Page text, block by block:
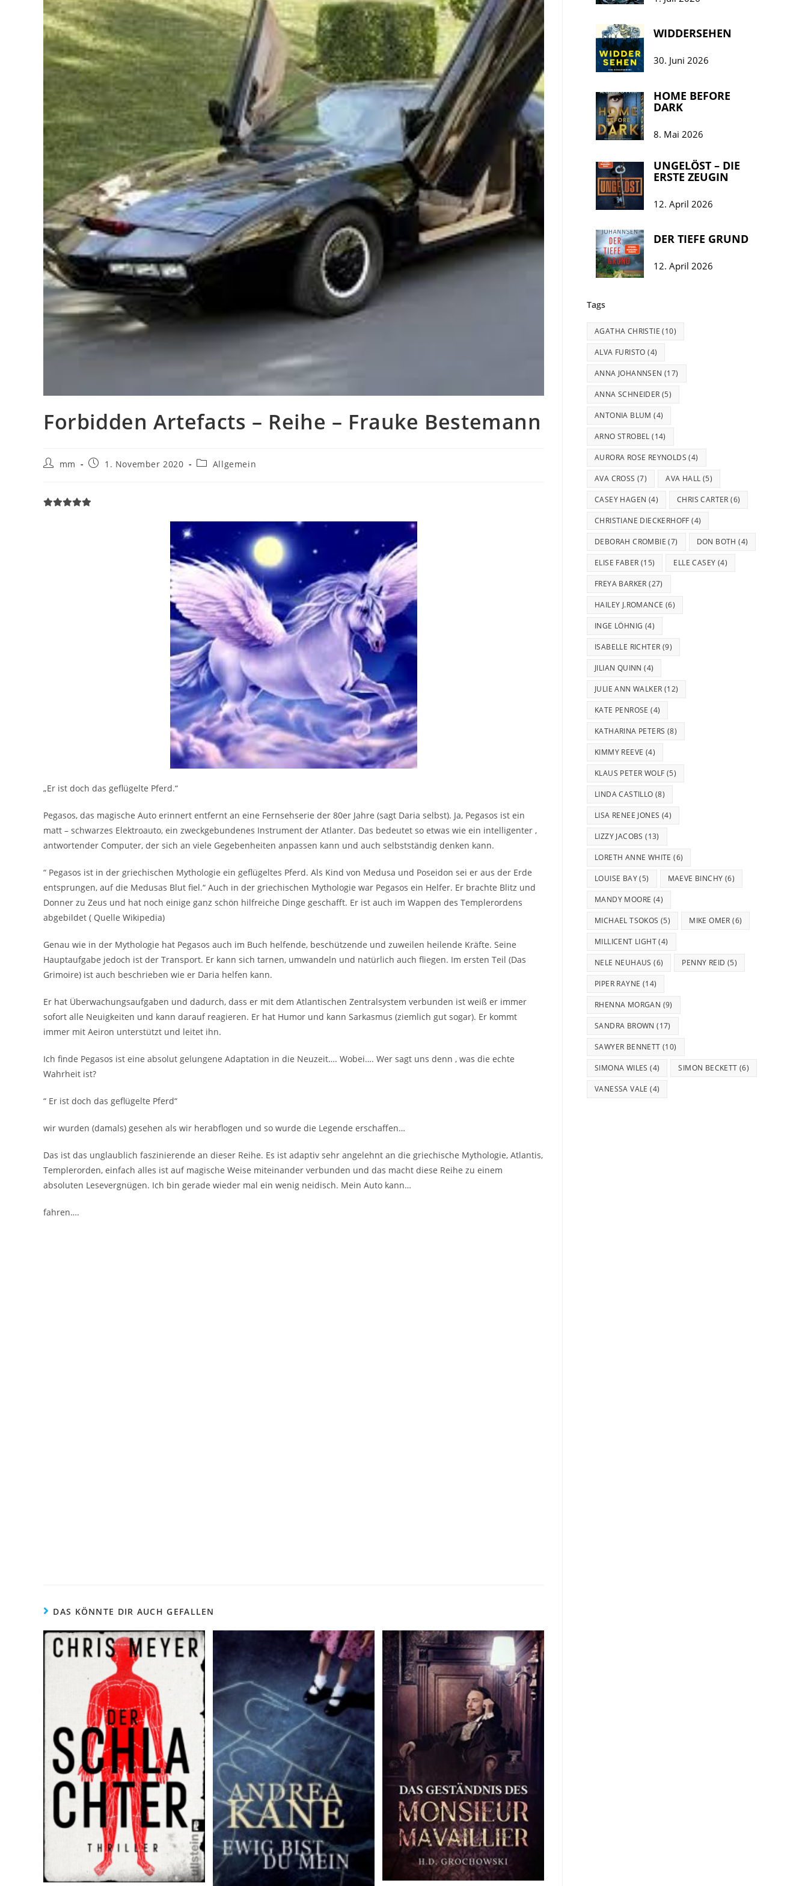
Forbidden Artefacts – Reihe – Frauke Bestemann
mm 1. November 2020 Allgemein
„Er ist doch das geflügelte Pferd.“
Pegasos, das magische Auto erinnert entfernt an eine Fernsehserie der 80er Jahre (sagt Daria selbst). Ja, Pegasos ist ein
matt – schwarzes Elektroauto, ein zweckgebundenes Instrument der Atlanter. Das bedeutet so etwas wie ein intelligenter ,
antwortender Computer, der sich an viele Gegebenheiten anpassen kann und auch selbstständig denken kann.
“ Pegasos ist in der griechischen Mythologie ein geflügeltes Pferd. Als Kind von Medusa und Poseidon sei er aus der Erde
entsprungen, auf die Medusas Blut fiel.“ Auch in der griechischen Mythologie war Pegasos ein Helfer. Er brachte Blitz und
Donner zu Zeus und hat noch einige ganz schön hilfreiche Dinge geschafft. Er ist auch im Wappen des Templerordens
abgebildet ( Quelle Wikipedia)
Genau wie in der Mythologie hat Pegasos auch im Buch helfende, beschützende und zuweilen heilende Kräfte. Seine
Hauptaufgabe jedoch ist der Transport. Er kann sich tarnen, umwandeln und natürlich auch fliegen. Im ersten Teil (Das
Grimoire) ist auch beschrieben wie er Daria helfen kann.
Er hat Überwachungsaufgaben und dadurch, dass er mit dem Atlantischen Zentralsystem verbunden ist weiß er immer
sofort alle Neuigkeiten und kann darauf reagieren. Er hat Humor und kann Sarkasmus (ziemlich gut sogar). Er kommt
immer mit Aeiron unterstützt und leitet ihn.
Ich finde Pegasos ist eine absolut gelungene Adaptation in die Neuzeit…. Wobei…. Wer sagt uns denn , was die echte
Wahrheit ist?
“ Er ist doch das geflügelte Pferd“
wir wurden (damals) gesehen als wir herabflogen und so wurde die Legende erschaffen…
Das ist das unglaublich faszinierende an dieser Reihe. Es ist adaptiv sehr angelehnt an die griechische Mythologie, Atlantis,
Templerorden, einfach alles ist auf magische Weise miteinander verbunden und das macht diese Reihe zu einem
absoluten Lesevergnügen. Ich bin gerade wieder mal ein wenig neidisch. Mein Auto kann…
fahren….
DAS KÖNNTE DIR AUCH GEFALLEN
WIDDERSEHEN
30. Juni 2026
HOME BEFORE
DARK
8. Mai 2026
UNGELÖST – DIE
ERSTE ZEUGIN
12. April 2026
DER TIEFE GRUND
12. April 2026
Tags
AGATHA CHRISTIE (10)
ALVA FURISTO (4)
ANNA JOHANNSEN (17)
ANNA SCHNEIDER (5)
ANTONIA BLUM (4)
ARNO STROBEL (14)
AURORA ROSE REYNOLDS (4)
AVA CROSS (7) AVA HALL (5)
CASEY HAGEN (4) CHRIS CARTER (6)
CHRISTIANE DIECKERHOFF (4)
DEBORAH CROMBIE (7) DON BOTH (4)
ELISE FABER (15) ELLE CASEY (4)
FREYA BARKER (27)
HAILEY J.ROMANCE (6)
INGE LÖHNIG (4)
ISABELLE RICHTER (9)
JILIAN QUINN (4)
JULIE ANN WALKER (12)
KATE PENROSE (4)
KATHARINA PETERS (8)
KIMMY REEVE (4)
KLAUS PETER WOLF (5)
LINDA CASTILLO (8)
LISA RENEE JONES (4)
LIZZY JACOBS (13)
LORETH ANNE WHITE (6)
LOUISE BAY(5) MAEVE BINCHY (6)
MANDY MOORE (4)
MICHAEL TSOKOS (5) MIKE OMER (6)
MILLICENT LIGHT(4)
NELE NEUHAUS (6) PENNY REID (5)
PIPER RAYNE (14)
RHENNA MORGAN (9)
SANDRA BROWN (17)
SAWYER BENNETT (10)
SIMONA WILES (4) SIMON BECKETT (6)
VANESSA VALE (4)